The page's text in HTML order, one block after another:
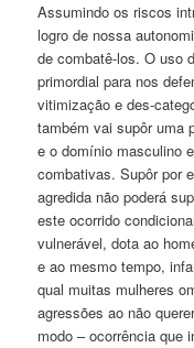
Assumindo os riscos
logro de nossa
de combatê-los. O uso
primordial para nos
vitimização e des-
também vai supôr uma
e o domínio masculino
combativas. Supôr por
agredida não poderá
este ocorrido
vulnerável, dota ao
e ao mesmo tempo,
qual muitas mulheres
agressões ao não
modo – ocorrência que